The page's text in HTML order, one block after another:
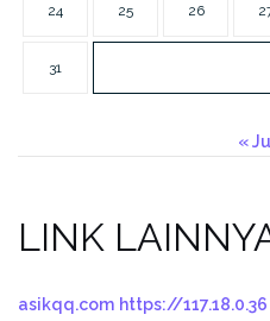
24 25 26
31
«
LINK
asikqq.com https://117.18.0.36